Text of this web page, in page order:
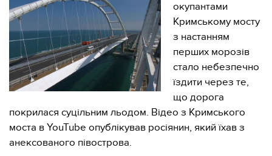
окупантами
Кримському мосту
з настанням
перших морозів
стало небезпечно
їздити через те,
що дорога
покрилася суцільним льодом. Відео з Кримського
моста в YouTube опублікував росіянин, який їхав з
анексованого півострова.